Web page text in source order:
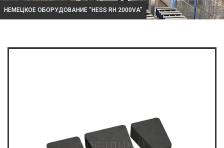
НЕМЕЦКОЕ ОБОРУДОВАНИЕ “HESS RH 2000VA”